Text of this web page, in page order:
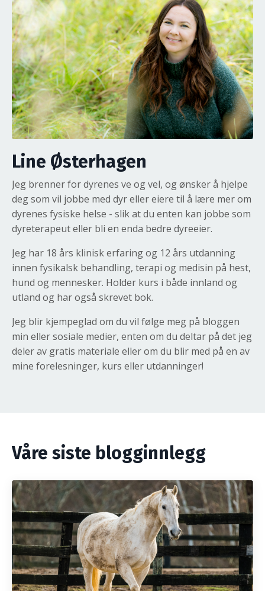
Line Østerhagen
Jeg brenner for dyrenes ve og vel, og ønsker å hjelpe
deg som vil jobbe med dyr eller eiere til å lære mer om
dyrenes fysiske helse - slik at du enten kan jobbe som
dyreterapeut eller bli en enda bedre dyreeier.
Jeg har 18 års klinisk erfaring og 12 års utdanning
innen fysikalsk behandling, terapi og medisin på hest,
hund og mennesker. Holder kurs i både innland og
utland og har også skrevet bok.
Jeg blir kjempeglad om du vil følge meg på bloggen
min eller sosiale medier, enten om du deltar på det jeg
deler av gratis materiale eller om du blir med på en av
mine forelesninger, kurs eller utdanninger!
Våre siste blogginnlegg